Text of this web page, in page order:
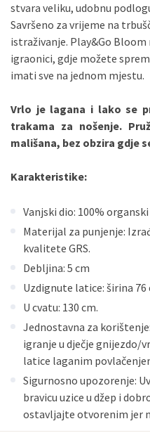
Sve banke
Sve banke
stvara veliku, udobnu
Savršeno za vrijeme na
istraživanje. Play&Go
igraonici, gdje možete
imati sve na jednom mjestu.
Vrlo je lagana i lako se
trakama za nošenje.
mališana, bez obzira gdje
Karakteristike:
Vanjski dio: 100%
Materijal za punjenje:
kvalitete GRS.
Debljina: 5 cm
Uzdignute latice: širina 76
U cvatu: 130 cm.
Jednostavna za
igranje u dječje gnijezdo/
latice laganim
Sigurnosno upozorenje:
bravicu uzice u džep i
ostavljajte otvorenim jer